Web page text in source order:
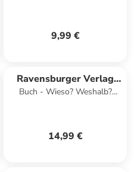
9,99 €
Ravensburger Verlag
GmbH
Buch - Wieso? Weshalb?
14,99 €